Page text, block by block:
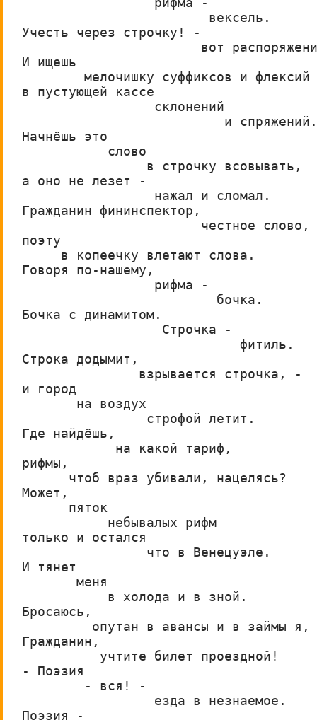
                        вексель.
Учесть через строчку! -
вот
И ищешь
        мелочишку суффиксов и флексий
в пустующей кассе
                 склонений
                          и спряжений.
Начнёшь это
           слово
                в строчку всовывать,
а оно не лезет -
                 нажал и сломал.
Гражданин фининспектор,
                       честное слово,
поэту
     в копеечку влетают слова.
Говоря по-нашему,
                 рифма -
                         бочка.
Бочка с динамитом.
                  Строчка -
                            фитиль.
Строка додымит,
               взрывается строчка, -
и город
       на воздух
                строфой летит.
Где найдёшь,
            на какой тариф,
рифмы,
      чтоб враз убивали, нацелясь?
Может,
      пяток
           небывалых рифм
только и остался
                что в Венецуэле.
И тянет
       меня
           в холода и в зной.
Бросаюсь,
         опутан в авансы и в займы я,
Гражданин,
          учтите билет проездной!
- Поэзия
        - вся! -
                 езда в незнаемое.
Поэзия -